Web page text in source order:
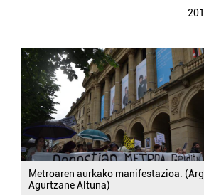
Metroaren aurkako manifestazioa.
Agurtzane Altuna)